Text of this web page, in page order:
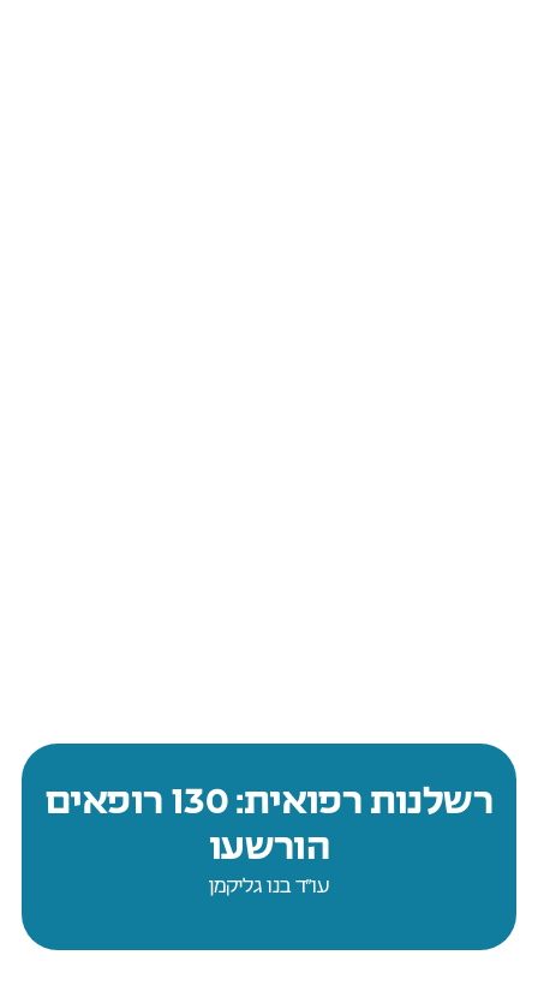
רשלנות רפואית: 130 רופאים
הורשעו
עו״ד בנו גליקמן